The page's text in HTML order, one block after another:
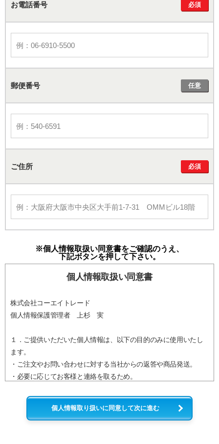
お電話番号 必須
郵便番号 任意
ご住所 必須
※個人情報取扱い同意書をご確認のうえ、
下記ボタンを押して下さい。
個人情報取扱い同意書
株式会社コーエイトレード
個人情報保護管理者 上杉 実
１．ご提供いただいた個人情報は、以下の目的のみに使用いたし
ます。
・ご注文やお問い合わせに対する当社からの返答や商品発送。
・必要に応じてお客様と連絡を取るため。
・当ウェブサイトにおけるサービス改善のための最小限の統計を
個人情報取り扱いに同意して次に進む